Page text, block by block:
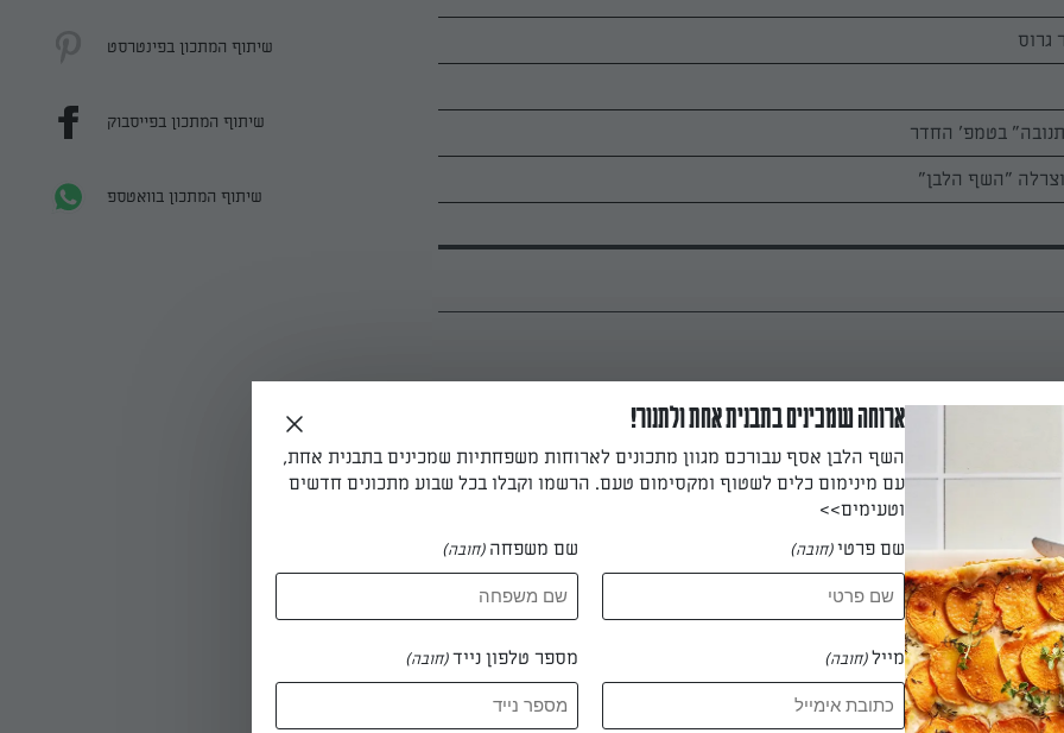
גרוס
מחממים תנור לחום של 180 מעלות ומרפדים את תבנית התנור בנייר אפייה. מקלפים את הבטטה
קטנות. מניחים את קוביות הבטטה על התבנית, מפזרים שמן זית, מלח ופלפל
ומערבבים את הבטטות עם השמן. אופים כ-25 דקות, עד שהקוביות מתחילות להזהיב. מצננים
דקות
הגרילד צ'יז: מורחים כל פרוסת חלה בחמאה משני צדדיה. מניחים מעל אחת
ומעט מלח. מכסים בפרוסה נוספת.
שיתוף המתכון בפינטרסט
שיתוף המתכון בפייסבוק
שיתוף המתכון בוואטספ
ארוחה שמכינים בתבנית אחת ולתנור!
השף הלבן אסף עבורכם מגוון מתכונים לארוחות משפחתיות שמכינים בתבנית אחת,
עם מינימום כלים לשטוף ומקסימום טעם. הרשמו וקבלו בכל שבוע מתכונים חדשים
וטעימים>>
שם פרטי(חובה) שם משפחה (חובה)
מייל(חובה) מספר טלפון נייד(חובה)